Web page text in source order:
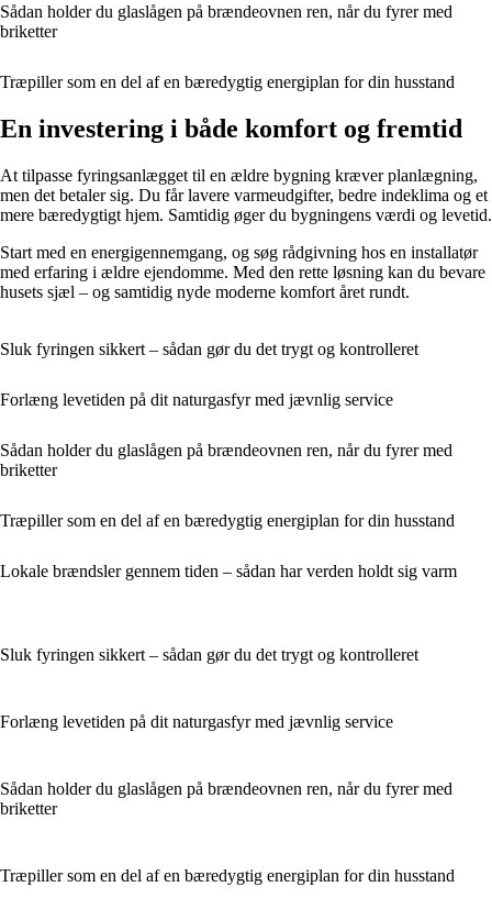
Sådan holder du glaslågen på brændeovnen ren, når du fyrer med
briketter
Træpiller som en del af en bæredygtig energiplan for din husstand
En investering i både komfort og fremtid
At tilpasse fyringsanlægget til en ældre bygning kræver planlægning,
men det betaler sig. Du får lavere varmeudgifter, bedre indeklima og et
mere bæredygtigt hjem. Samtidig øger du bygningens værdi og levetid.
Start med en energigennemgang, og søg rådgivning hos en installatør
med erfaring i ældre ejendomme. Med den rette løsning kan du bevare
husets sjæl – og samtidig nyde moderne komfort året rundt.
Sluk fyringen sikkert – sådan gør du det trygt og kontrolleret
Forlæng levetiden på dit naturgasfyr med jævnlig service
Sådan holder du glaslågen på brændeovnen ren, når du fyrer med
briketter
Træpiller som en del af en bæredygtig energiplan for din husstand
Lokale brændsler gennem tiden – sådan har verden holdt sig varm
Sluk fyringen sikkert – sådan gør du det trygt og kontrolleret
Forlæng levetiden på dit naturgasfyr med jævnlig service
Sådan holder du glaslågen på brændeovnen ren, når du fyrer med
briketter
Træpiller som en del af en bæredygtig energiplan for din husstand